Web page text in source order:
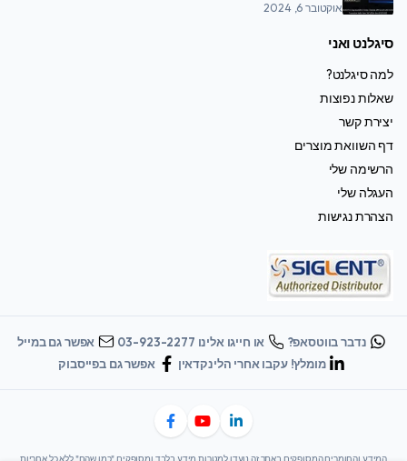
אוקטובר 6, 2024
סיגלנט ואני
למה סיגלנט?
שאלות נפוצות
יצירת קשר
דף השוואת מוצרים
הרשימה שלי
העגלה שלי
הצהרת נגישות
נדבר בווטסאפ? או חייגו אלינו 03-923-2277
אפשר גם במייל
מומלץ! עקבו אחרי הלינקדאין
אפשר גם בפייסבוק